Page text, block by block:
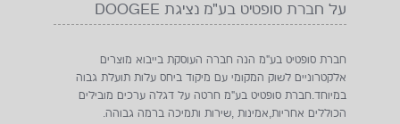
על חברת סופטיט בע"מ נציגת DOOGEE
חברת סופטיט בע"מ הנה חברה העוסקת בייבוא מוצרים
אלקטרוניים לשוק המקומי עם מיקוד ביחס עלות תועלת גבוה
במיוחד.חברת סופטיט בע"מ חרטה על דגלה ערכים מובילים
הכוללים אחריות,אמינות ,שירות ותמיכה ברמה גבוהה.